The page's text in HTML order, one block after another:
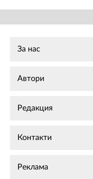
За нас
Автори
Редакция
Контакти
Реклама